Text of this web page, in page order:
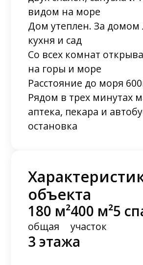
видом на море
Дом утеплен. За домом
кухня и сад
Со всех комнат
на горы и море
Расстояние до моря
Рядом в трех минутах
аптека, пекара и
остановка
объекта
180 м²
общая
400 м²
участок
5
3 этажа